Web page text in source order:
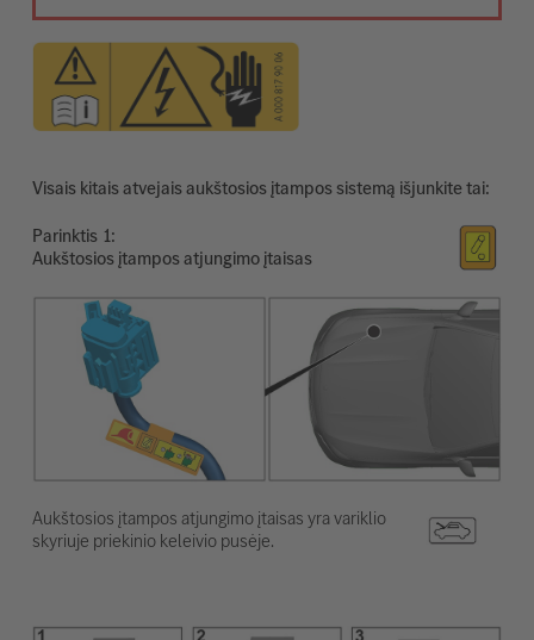
Visais kitais atvejais aukštosios įtampos sistemą išjunkite tai:
Parinktis
Aukštosios įtampos atjungimo įtaisas
Aukštosios įtampos atjungimo įtaisas yra variklio
skyriuje priekinio keleivio pusėje.